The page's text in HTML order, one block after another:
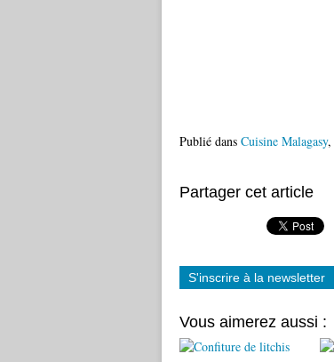
Publié dans Cuisine Malagasy,
Partager cet article
S'inscrire à la newsletter
Vous aimerez aussi :